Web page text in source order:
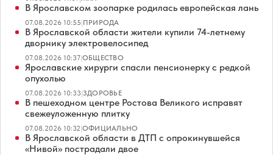
В Ярославском зоопарке родилась европейская лань
07.08.2026 10:55|ПРИРОДА
В Ярославской области жители купили 74-летнему
дворнику электровелосипед
07.08.2026 10:37|ОБЩЕСТВО
Ярославские хирурги спасли пенсионерку с редкой
опухолью
07.08.2026 10:33|ЗДОРОВЬЕ
В пешеходном центре Ростова Великого исправят
свежеуложенную плитку
07.08.2026 10:32|ОФИЦИАЛЬНО
В Ярославской области в ДТП с опрокинувшейся
«Нивой» пострадали двое